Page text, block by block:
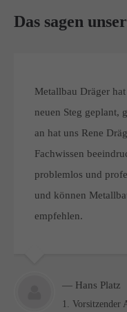
Aenean commodo
sociis natoque
Das sagen
Metallbau Dräger
neuen Steg geplant,
an hat uns Rene
Fachwissen
problemlos und
und können
empfehlen.
— Hans Platz
1. Vorsitzender